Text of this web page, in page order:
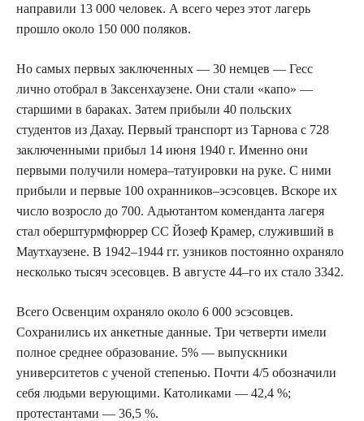
направили 13 000 человек. А всего через этот лагерь
прошло около 150 000 поляков.
Но самых первых заключенных — 30 немцев — Гесс
лично отобрал в Заксенхаузене. Они стали «капо» —
старшими в бараках. Затем прибыли 40 польских
студентов из Дахау. Первый транспорт из Тарнова с 728
заключенными прибыл 14 июня 1940 г. Именно они
первыми получили номера–татуировки на руке. С ними
прибыли и первые 100 охранников–эсэсовцев. Вскоре их
число возросло до 700. Адьютантом коменданта лагеря
стал оберштурмфюррер СС Йозеф Крамер, служивший в
Маутхаузене. В 1942–1944 гг. узников постоянно охраняло
несколько тысяч эсесовцев. В августе 44–го их стало 3342.
Всего Освенцим охраняло около 6 000 эсэсовцев.
Сохранились их анкетные данные. Три четверти имели
полное среднее образование. 5% — выпускники
университетов с ученой степенью. Почти 4/5 обозначили
себя людьми верующими. Католиками — 42,4 %;
протестантами — 36,5 %.